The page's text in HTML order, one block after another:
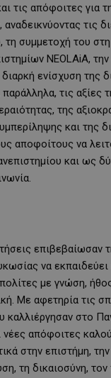
τις απόφοιτες για
τις
τη συμμετοχή του
NEOLAiA,
ενίσχυση της
τις αξίες
της
και της
αποφοίτους να
και ως
επιβεβαίωσαν
να εκπαιδεύει
με γνώση,
Με αφετηρία τις
καλλιέργησαν στο
νέες απόφοιτες
στην επιστήμη,
τη δικαιοσύνη, τον